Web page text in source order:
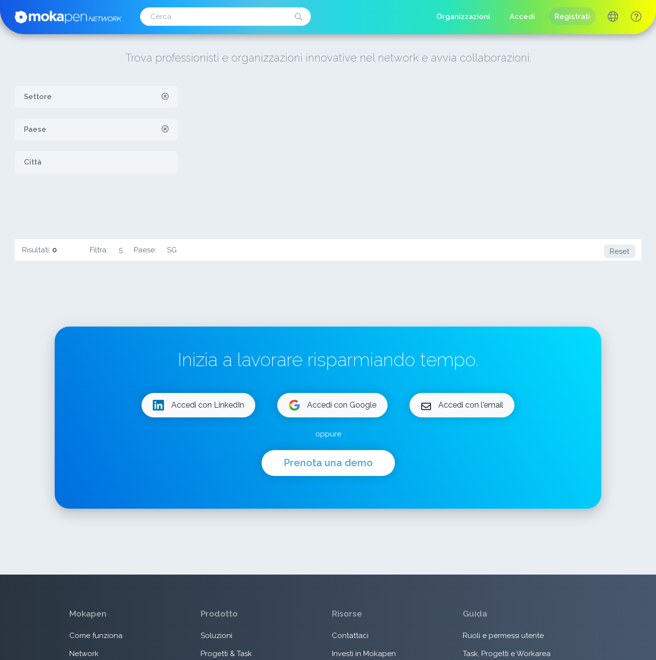
Organizzazioni Accedi Registrati
Trova professionisti e organizzazioni innovative nel network e avvia collaborazioni.
Settore
Paese
Città
Risultati: 0 Filtra: 5 Paese: SG Reset
Inizia a lavorare risparmiando tempo.
Accedi con LinkedIn Accedi con Google Accedi con l'email
oppure
Prenota una demo
Mokapen
Come funziona
Network
Prodotto
Soluzioni
Progetti & Task
Risorse
Contattaci
Investi in Mokapen
Guida
Ruoli e permessi utente
Task, Progetti e Workarea